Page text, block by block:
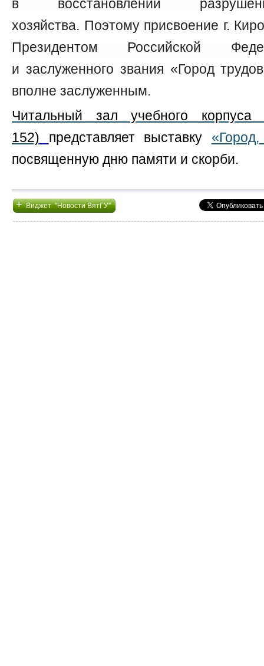
в восстановлении
хозяйства. Поэтому присвоение г.
Президентом Российской
и заслуженного звания «Город
вполне заслуженным.
Читальный зал учебного
152)
представляет выставку
посвященную дню памяти и скорби.
+Виджет "Новости ВятГУ"